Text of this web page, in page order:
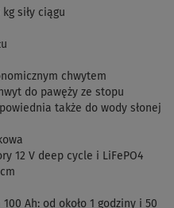
kg siły ciągu
chwytem
do pawęży ze stopu
także do wody słonej
12 V deep cycle i LiFePO4
Ah: od około 1 godziny i 50